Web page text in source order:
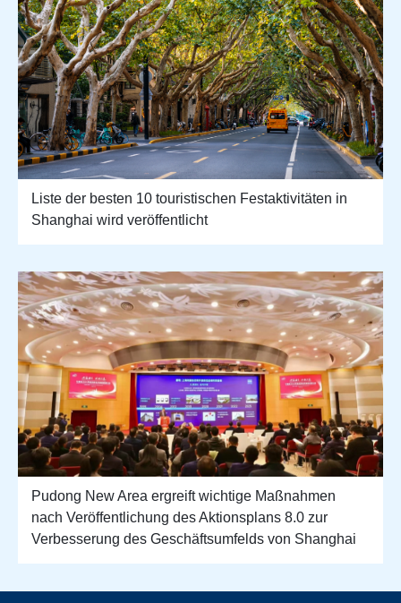
Liste der besten 10 touristischen Festaktivitäten in
Shanghai wird veröffentlicht
Pudong New Area ergreift wichtige Maßnahmen
nach Veröffentlichung des Aktionsplans 8.0 zur
Verbesserung des Geschäftsumfelds von Shanghai